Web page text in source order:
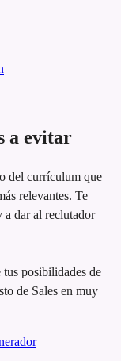
a evitar
del currículum que
relevantes. Te
a dar al reclutador
tus posibilidades de
de Sales en muy